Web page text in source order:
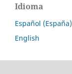
Idioma
Español (España)
English